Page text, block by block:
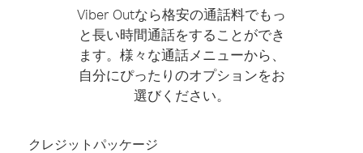
Viber Outなら格安の通話料でもっ
と長い時間通話をすることができ
ます。様々な通話メニューから、
自分にぴったりのオプションをお
選びください。
クレジットパッケージ